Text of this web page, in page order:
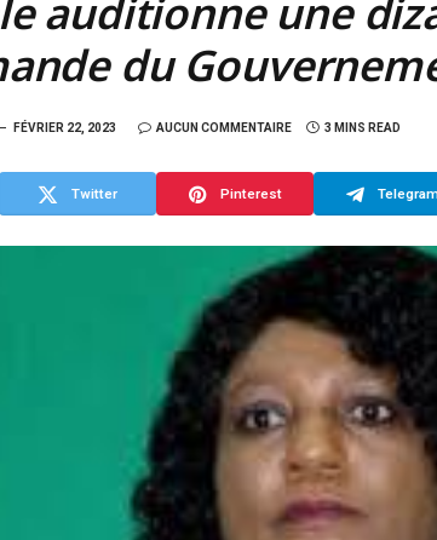
auditionne une
du
FÉVRIER 22, 2023 AUCUN COMMENTAIRE 3 MINS READ
Twitter Pinterest